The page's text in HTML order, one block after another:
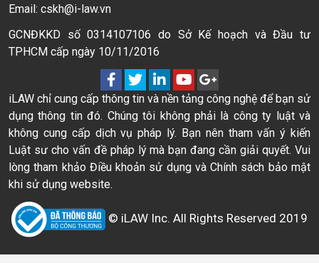
Email: cskh@i-law.vn
GCNĐKKD số 0314107106 do Sở Kế hoạch và Đầu tư
TPHCM cấp ngày 10/11/2016
iLAW chỉ cung cấp thông tin và nền tảng công nghệ để bạn sử
dụng thông tin đó. Chúng tôi không phải là công ty luật và
không cung cấp dịch vụ pháp lý. Bạn nên tham vấn ý kiến
Luật sư cho vấn đề pháp lý mà bạn đang cần giải quyết. Vui
lòng tham khảo Điều khoản sử dụng và Chính sách bảo mật
khi sử dụng website.
© iLAW Inc. All Rights Reserved 2019